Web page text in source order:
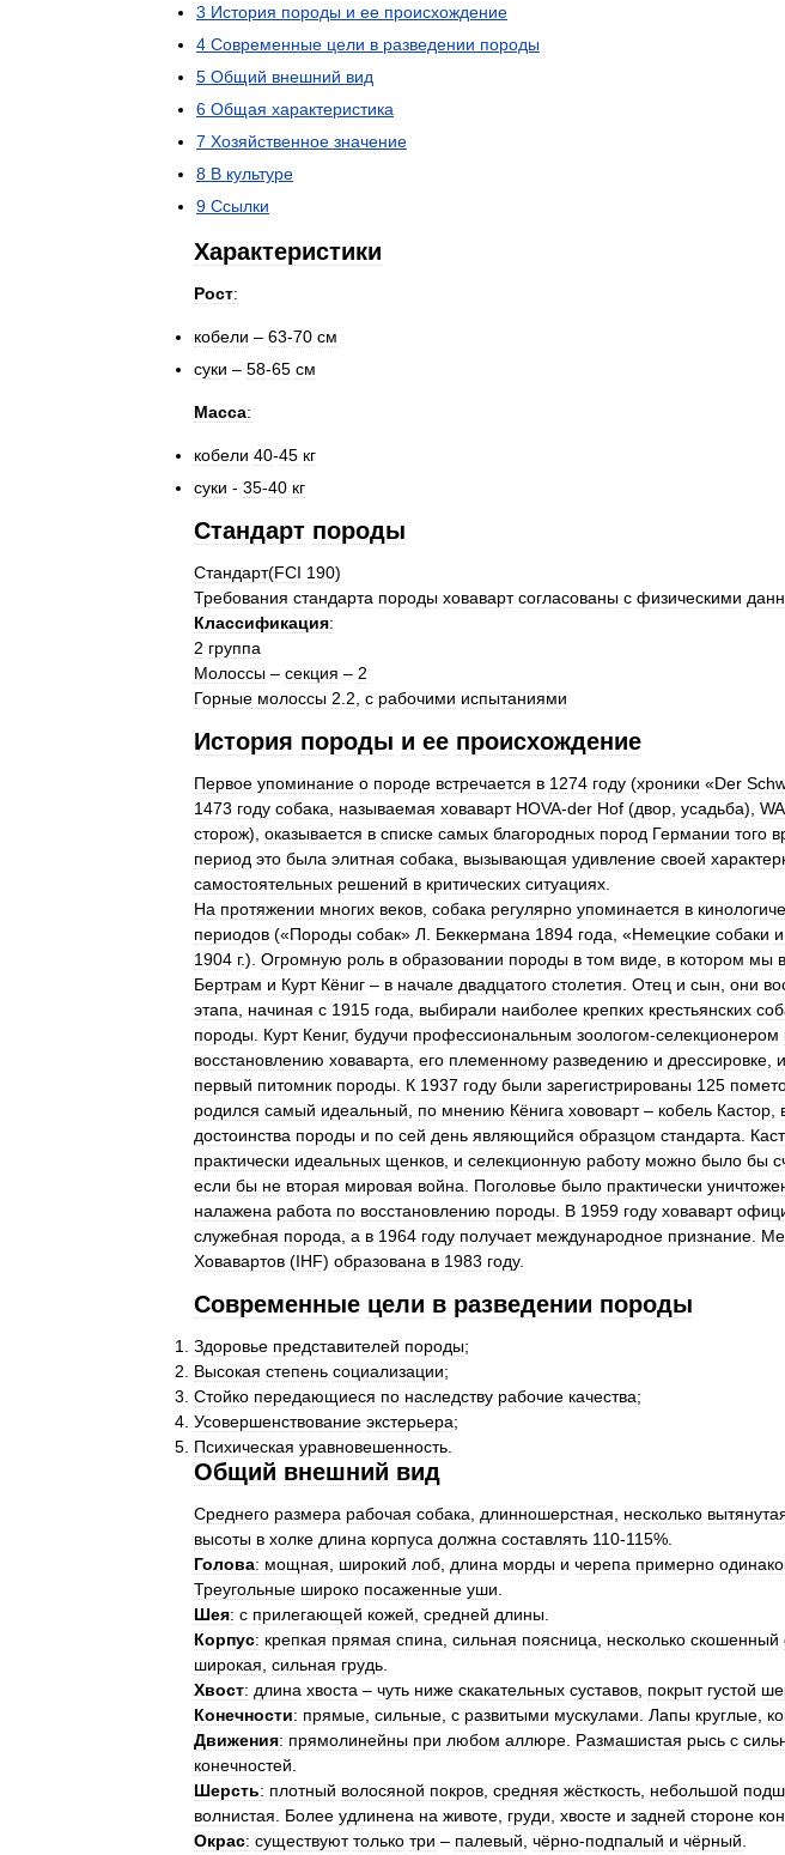
3 История породы и ее происхождение
4 Современные цели в разведении породы
5 Общий внешний вид
6 Общая характеристика
7 Хозяйственное значение
8 В культуре
9 Ссылки
Характеристики
Рост:
кобели – 63-70 см
суки – 58-65 см
Масса:
кобели 40-45 кг
суки - 35-40 кг
Стандарт породы
Стандарт(FCI 190)
Требования стандарта породы ховаварт согласованы с физическими
Классификация:
2 группа
Молоссы – секция – 2
Горные молоссы 2 2 с рабочими испытаниями
История породы и ее происхождение
Первое упоминание о породе встречается в 1274 году (хроники «Der
1473 году собака называемая ховаварт HOVA-der Hof (двор усадьба),
сторож), оказывается в списке самых благородных пород Германии того
период это была элитная собака вызывающая удивление своей
самостоятельных решений в критических ситуациях
На протяжении многих веков собака регулярно упоминается в
периодов («Породы собак» Л Беккермана 1894 года , «Немецкие собаки и
1904 г.). Огромную роль в образовании породы в том виде в котором мы
Бертрам и Курт Кёниг – в начале двадцатого столетия Отец и сын они
этапа
начиная с 1915 года выбирали наиболее крепких крестьянских
породы Курт Кениг, будучи профессиональным зоологом-селекционером
восстановлению ховаварта его племенному разведению и дрессировке и
первый питомник породы К 1937 году были зарегистрированы 125
родился самый идеальный по мнению Кёнига хововарт– кобель Кастор
достоинства породы и по сей день являющийся образцом стандарта
практически идеальных щенков и селекционную работу можно было бы
если бы не вторая мировая война Поголовье было практически
налажена работа по восстановлению породы В 1959 году ховаварт
служебная порода а в 1964 году получает международное признание
Ховавартов (IHF) образована в 1983 году.
Современные цели в разведении породы
Здоровье представителей породы;
Высокая степень социализации;
Стойко передающиеся по наследству рабочие качества;
Усовершенствование экстерьера;
Психическая уравновешенность
Общий внешний вид
Среднего размера рабочая собака длинношерстная несколько
высоты в холке длина корпуса должна составлять 110-115%.
Голова: мощная широкий лоб длина морды и черепа примерно
Треугольные широко посаженные уши
Шея: с прилегающей кожей средней длины
Корпус: крепкая прямая спина сильная поясница несколько скошенный
широкая сильная грудь
Хвост: длина хвоста – чуть ниже скакательных суставов покрыт густой
Конечности: прямые сильные с развитыми мускулами Лапы круглые
Движения: прямолинейны при любом аллюре Размашистая рысь с
конечностей
Шерсть: плотный волосяной покров средняя жёсткость небольшой
волнистая
Более удлинена на животе груди хвосте и задней стороне
Окрас: существуют только три – палевый чёрно-подпалый и чёрный